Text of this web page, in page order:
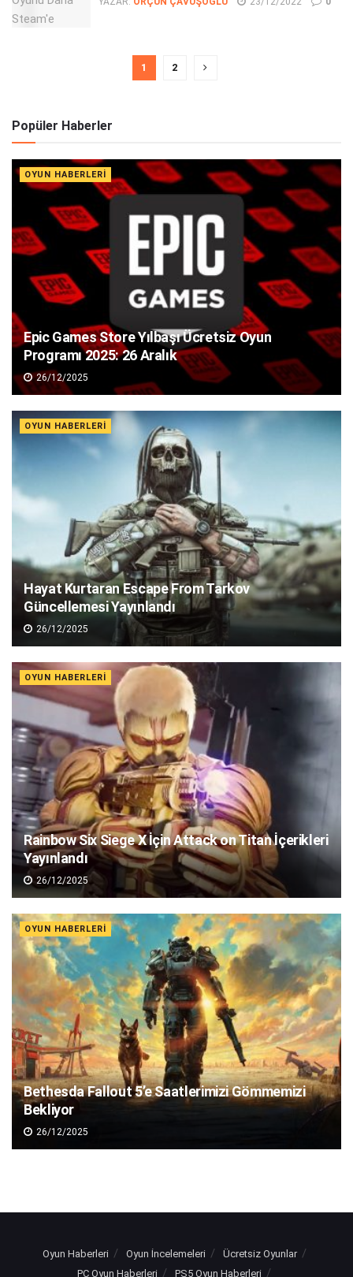
1 2
Popüler Haberler
OYUN HABERLERI
Epic Games Store Yılbaşı Ücretsiz Oyun
Programı 2025: 26 Aralık
26/12/2025
OYUN HABERLERI
Hayat Kurtaran Escape From Tarkov
Güncellemesi Yayınlandı
26/12/2025
OYUN HABERLERI
Rainbow Six Siege X İçin Attack on Titan İçerikleri
Yayınlandı
26/12/2025
OYUN HABERLERI
Bethesda Fallout 5’e Saatlerimizi Gömmemizi
Bekliyor
26/12/2025
Oyun Haberleri Oyun İncelemeleri
Ücretsiz Oyunlar
PC Oyun Haberleri
PS5 Oyun Haberleri